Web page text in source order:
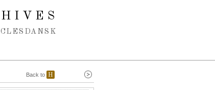
DANSK
Back to H